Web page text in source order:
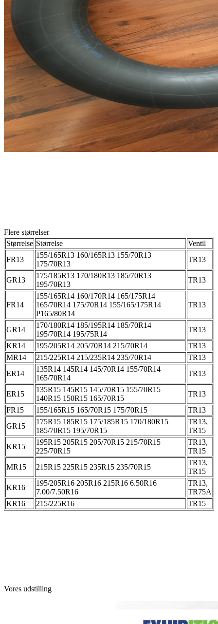
Flere størrelser
Størrelse Størrelse
Ventil
FR13
155/165R13 160/165R13 155/70R13
175/70R13
TR13
GR13
175/185R13 170/180R13 185/70R13
195/70R13
TR13
FR14
155/165R14 160/170R14 165/175R14
165/70R14 175/70R14 155/165/175R14
P165/80R14
TR13
GR14
170/180R14 185/195R14 185/70R14
195/70R14 195/75R14
TR13
KR14
195/205R14 205/70R14 215/70R14
TR13
MR14
215/225R14 215/235R14 235/70R14
TR13
ER14
135R14 145R14 145/70R14 155/70R14
165/70R14
TR13
ER15
135R15 145R15 145/70R15 155/70R15
140R15 150R15 165/70R15
TR13
FR15
155/165R15 165/70R15 175/70R15
TR13
GR15
175R15 185R15 175/185R15 170/180R15
185/70R15 195/70R15
TR13,
TR15
KR15
195R15 205R15 205/70R15 215/70R15
225/70R15
TR13,
TR15
MR15
215R15 225R15 235R15 235/70R15
TR13,
TR15
KR16
195/205R16 205R16 215R16 6.50R16
7.00/7.50R16
TR13,
TR75A
KR16
215/225R16 TR15
Vores udstilling